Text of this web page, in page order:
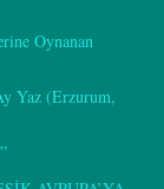
Oynanan
Yaz (Erzurum,